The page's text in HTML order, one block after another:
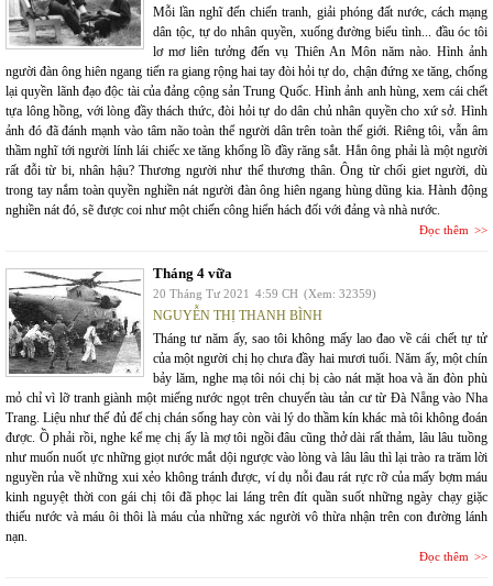
Mỗi lần nghĩ đến chiến tranh, giải phóng đất nước, cách mạng
dân tộc, tự do nhân quyền, xuống đường biểu tình... đầu óc tôi
lơ mơ liên tưởng đến vụ Thiên An Môn năm nào. Hình ảnh
người đàn ông hiên ngang tiến ra giang rộng hai tay đòi hỏi tự do, chận đứng xe tăng, chống
lại quyền lãnh đạo độc tài của đảng cộng sản Trung Quốc. Hình ảnh anh hùng, xem cái chết
tựa lông hồng, với lòng đầy thách thức, đòi hỏi tự do dân chủ nhân quyền cho xứ sở. Hình
ảnh đó đã đánh mạnh vào tâm não toàn thể người dân trên toàn thế giới. Riêng tôi, vẫn âm
thầm nghĩ tới người lính lái chiếc xe tăng khổng lồ đầy răng sắt. Hẳn ông phải là một người
rất đỗi từ bi, nhân hậu? Thương người như thể thương thân. Ông từ chối giet người, dù
trong tay nắm toàn quyền nghiền nát người đàn ông hiên ngang hùng dũng kia. Hành động
nghiền nát đó, sẽ được coi như một chiến công hiển hách đối với đảng và nhà nước.
Đọc thêm
Tháng 4 vữa
20 Tháng Tư 2021 4:59 CH (Xem: 32359)
NGUYỄN THỊ THANH BÌNH
Tháng tư năm ấy, sao tôi không mấy lao đao về cái chết tự tử
của một người chị họ chưa đầy hai mươi tuổi. Năm ấy, một chín
bảy lăm, nghe mạ tôi nói chị bị cào nát mặt hoa và ăn đòn phù
mỏ chỉ vì lỡ tranh giành một miếng nước ngọt trên chuyến tàu tản cư từ Đà Nẵng vào Nha
Trang. Liệu như thế đủ để chị chán sống hay còn vài lý do thầm kín khác mà tôi không đoán
được. Ồ phải rồi, nghe kể mẹ chị ấy là mợ tôi ngồi đâu cũng thở dài rất thảm, lâu lâu tuồng
như muốn nuốt ực những giọt nước mắt dội ngược vào lòng và lâu lâu thì lại trào ra trăm lời
nguyền rủa về những xui xẻo không tránh được, ví dụ nỗi đau rát rực rỡ của mấy bợm máu
kinh nguyệt thời con gái chị tôi đã phọc lai láng trên đít quần suốt những ngày chạy giặc
thiếu nước và máu ôi thôi là máu của những xác người vô thừa nhận trên con đường lánh
nạn.
Đọc thêm